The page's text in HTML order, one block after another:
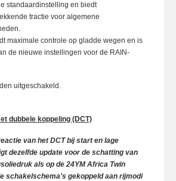
standaardinstelling en biedt
tractie voor algemene
maximale controle op gladde wegen en is
de nieuwe instellingen voor de RAIN-
uitgeschakeld.
dubbele koppeling (DCT)
van het DCT bij start en lage
dezelfde update voor de schatting van
als op de 24YM Africa Twin
schakelschema's gekoppeld aan rijmodi